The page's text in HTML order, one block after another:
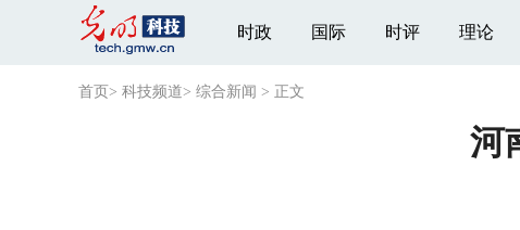
时政 国际 时评 理论
首页 > 科技频道> 综合新闻 > 正文
河